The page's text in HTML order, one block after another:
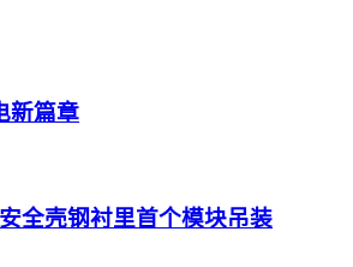
新篇章
全壳钢衬里首个模块吊装